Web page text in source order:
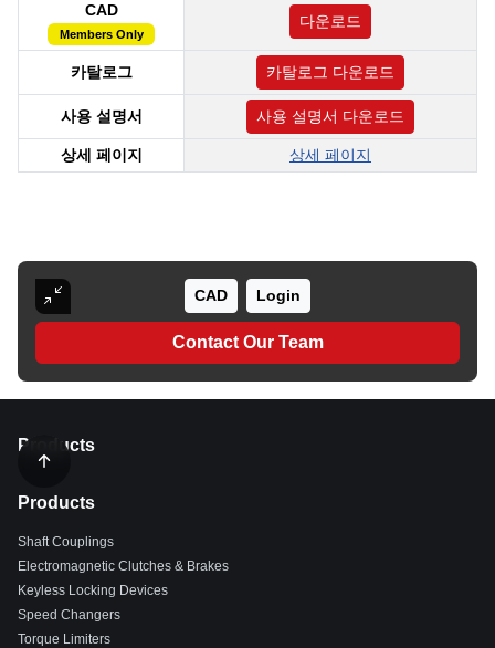
CAD
Members Only
다운로드
카탈로그 카탈로그 다운로드
사용 설명서 사용 설명서 다운로드
상세 페이지 상세 페이지
CAD Login
Contact Our Team
Products
Products
Shaft Couplings
Electromagnetic Clutches & Brakes
Keyless Locking Devices
Speed Changers
Torque Limiters